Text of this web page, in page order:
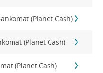
(Planet Cash)
(Planet Cash)
(Planet Cash)